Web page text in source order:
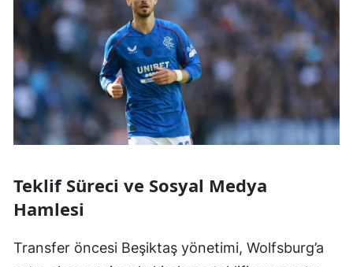
Teklif Süreci ve Sosyal Medya
Hamlesi
Transfer öncesi Beşiktaş yönetimi, Wolfsburg’a